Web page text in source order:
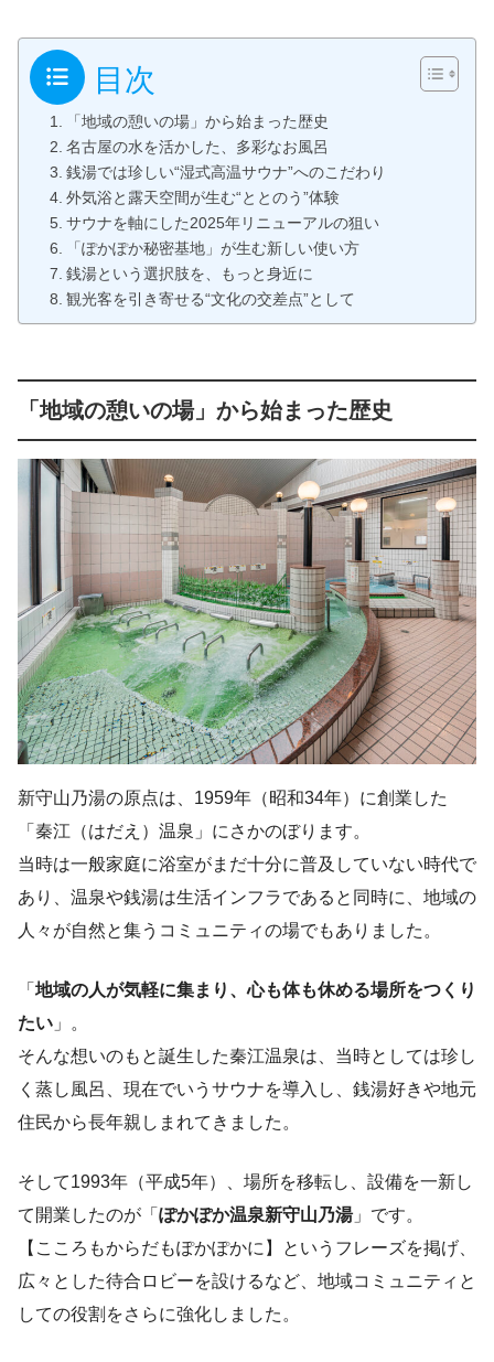
目次
「地域の憩いの場」から始まった歴史
名古屋の水を活かした、多彩なお風呂
銭湯では珍しい“湿式高温サウナ”へのこだわり
外気浴と露天空間が生む“ととのう”体験
サウナを軸にした2025年リニューアルの狙い
「ぽかぽか秘密基地」が生む新しい使い方
銭湯という選択肢を、もっと身近に
観光客を引き寄せる“文化の交差点”として
「地域の憩いの場」から始まった歴史
新守山乃湯の原点は、1959年（昭和34年）に創業した
「秦江（はだえ）温泉」にさかのぼります。
当時は一般家庭に浴室がまだ十分に普及していない時代で
あり、温泉や銭湯は生活インフラであると同時に、地域の
人々が自然と集うコミュニティの場でもありました。
「 地域の人が気軽に集まり、心も体も休める場所をつくり
たい 」。
そんな想いのもと誕生した秦江温泉は、当時としては珍し
く蒸し風呂、現在でいうサウナを導入し、銭湯好きや地元
住民から長年親しまれてきました。
そして1993年（平成5年）、場所を移転し、設備を一新し
て開業したのが「 ぽかぽか温泉新守山乃湯」です。
【こころもからだもぽかぽかに】というフレーズを掲げ、
広々とした待合ロビーを設けるなど、地域コミュニティと
しての役割をさらに強化しました。